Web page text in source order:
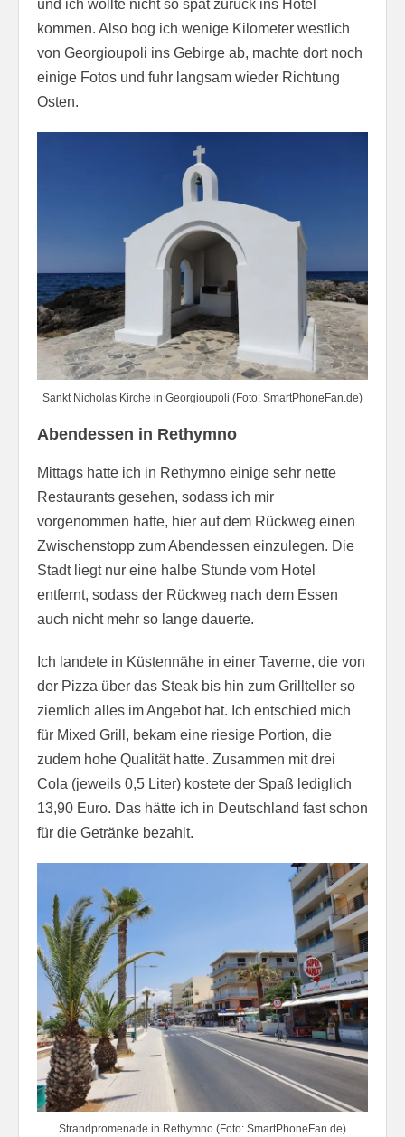
und ich wollte nicht so spät zurück ins Hotel
kommen. Also bog ich wenige Kilometer westlich
von Georgioupoli ins Gebirge ab, machte dort noch
einige Fotos und fuhr langsam wieder Richtung
Osten.
Sankt Nicholas Kirche in Georgioupoli (Foto: SmartPhoneFan.de)
Abendessen in Rethymno
Mittags hatte ich in Rethymno einige sehr nette
Restaurants gesehen, sodass ich mir
vorgenommen hatte, hier auf dem Rückweg einen
Zwischenstopp zum Abendessen einzulegen. Die
Stadt liegt nur eine halbe Stunde vom Hotel
entfernt, sodass der Rückweg nach dem Essen
auch nicht mehr so lange dauerte.
Ich landete in Küstennähe in einer Taverne, die von
der Pizza über das Steak bis hin zum Grillteller so
ziemlich alles im Angebot hat. Ich entschied mich
für Mixed Grill, bekam eine riesige Portion, die
zudem hohe Qualität hatte. Zusammen mit drei
Cola (jeweils 0,5 Liter) kostete der Spaß lediglich
13,90 Euro. Das hätte ich in Deutschland fast schon
für die Getränke bezahlt.
Strandpromenade in Rethymno (Foto: SmartPhoneFan.de)